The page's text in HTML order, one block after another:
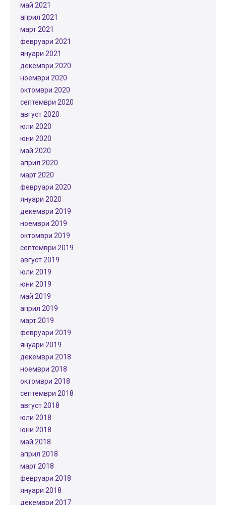
май 2021
април 2021
март 2021
февруари 2021
януари 2021
декември 2020
ноември 2020
октомври 2020
септември 2020
август 2020
юли 2020
юни 2020
май 2020
април 2020
март 2020
февруари 2020
януари 2020
декември 2019
ноември 2019
октомври 2019
септември 2019
август 2019
юли 2019
юни 2019
май 2019
април 2019
март 2019
февруари 2019
януари 2019
декември 2018
ноември 2018
октомври 2018
септември 2018
август 2018
юли 2018
юни 2018
май 2018
април 2018
март 2018
февруари 2018
януари 2018
декември 2017